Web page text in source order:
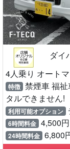
ダイ
4人乗り オート
特徴 禁煙車 福祉
タルできません!
利用可能オプション
6時間料金 4,500円
24時間料金 6,800